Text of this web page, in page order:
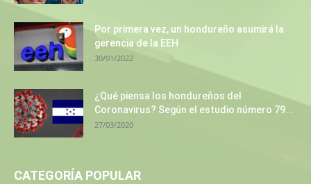
Por primera vez, un hondureño asumirá la
gerencia de la EEH
30/01/2022
¿Qué piensa los hondureños del
Coronavirus? Según el estudio número 79...
27/03/2020
CATEGORÍA POPULAR